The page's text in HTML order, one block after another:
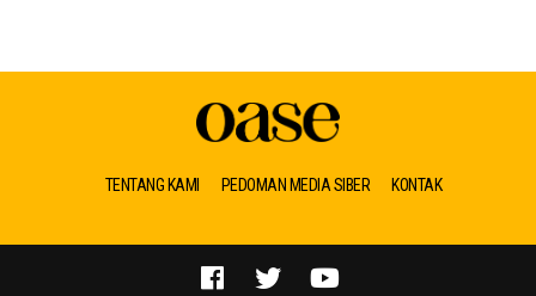
TENTANG KAMI PEDOMAN MEDIA SIBER KONTAK